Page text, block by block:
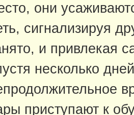
они
сигнализируя
и привлекая
несколько
приступают к